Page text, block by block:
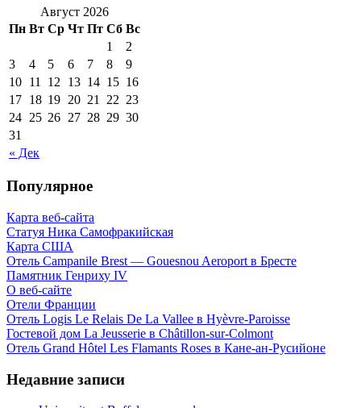
Август 2026
Пн Вт Ср Чт Пт Сб Вс
« Дек
1
2
3
4 5 6 7 8
9
10 11 12 13 14 15 16
17 18 19 20 21 22 23
24 25 26 27 28 29 30
31
Популярное
Карта веб-сайта
Статуя Ника Самофракийская
Карта США
Отель Campanile Brest — Gouesnou Aeroport в Бресте
Памятник Генриху IV
О веб-сайте
Отели Франции
Отель Logis Le Relais De La Vallee в Hyèvre-Paroisse
Гостевой дом La Jeusserie в Châtillon-sur-Colmont
Отель Grand Hôtel Les Flamants Roses в Кане-ан-Русийоне
Недавние записи